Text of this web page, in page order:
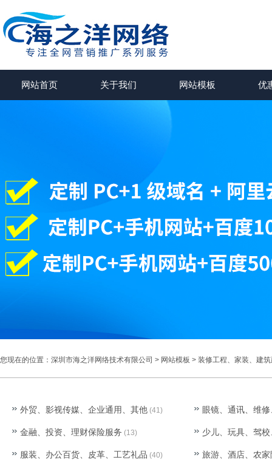
网站首页 关于我们 网站模板 优
您现在的位置： 深圳市海之洋网络技术有限公司 > 网站模板 > 装修工程、家装、建
外贸、影视传媒、企业通用、其他 (41) 眼镜、通讯、维
金融、投资、理财保险服务 (13) 少儿、玩具、驾
服装、办公百货、皮革、工艺礼品 (40) 旅游、酒店、农